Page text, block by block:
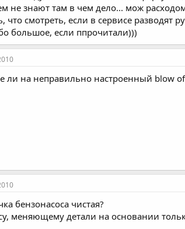
не знают там в чем дело... мож
что смотреть, если в сервисе разводят
большое, если ппрочитали)))
ли на неправильно настроенный blow
бензонасоса чистая?
меняющему детали на основании